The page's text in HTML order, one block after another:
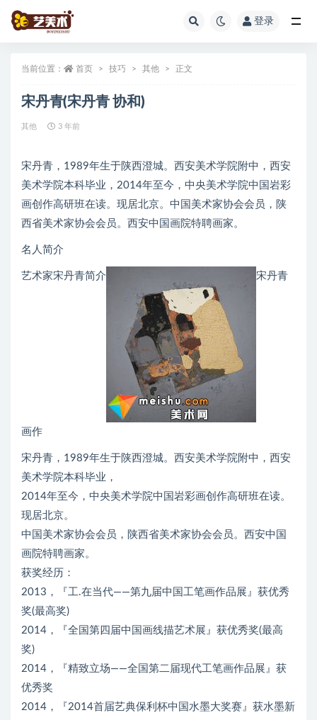
登录
当前位置： 首页 技巧 其他 正文
宋丹青(宋丹青 协和)
其他 3 年前
宋丹青，1989年生于陕西澄城。西安美术学院附中，西安
美术学院本科毕业，2014年至今，中央美术学院中国岩彩
画创作高研班在读。现居北京。中国美术家协会会员，陕
西省美术家协会会员。西安中国画院特聘画家。
名人简介
艺术家宋丹青简介 宋丹青
画作
宋丹青，1989年生于陕西澄城。西安美术学院附中，西安
美术学院本科毕业，
2014年至今，中央美术学院中国岩彩画创作高研班在读。
现居北京。
中国美术家协会会员，陕西省美术家协会会员。西安中国
画院特聘画家。
获奖经历：
2013，『工.在当代——第九届中国工笔画作品展』获优秀
奖(最高奖)
2014，『全国第四届中国画线描艺术展』获优秀奖(最高
奖)
2014，『精致立场——全国第二届现代工笔画作品展』获
优秀奖
2014，『2014首届艺典保利杯中国水墨大奖赛』获水墨新